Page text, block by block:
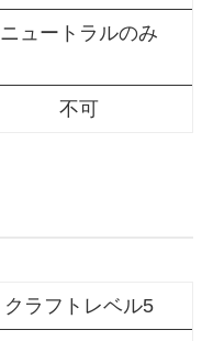
ニュートラルのみ
不可
クラフトレベル5